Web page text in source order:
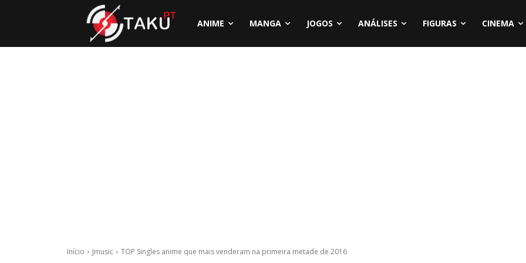
ANIME MANGA JOGOS ANÁLISES FIGURAS CINEMA
Início Jmusic TOP Singles anime que mais venderam na primeira metade de 2016